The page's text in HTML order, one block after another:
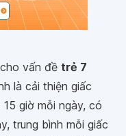
vấn đề trẻ 7
là cải thiện giấc
giờ mỗi ngày, có
trung bình mỗi giấc